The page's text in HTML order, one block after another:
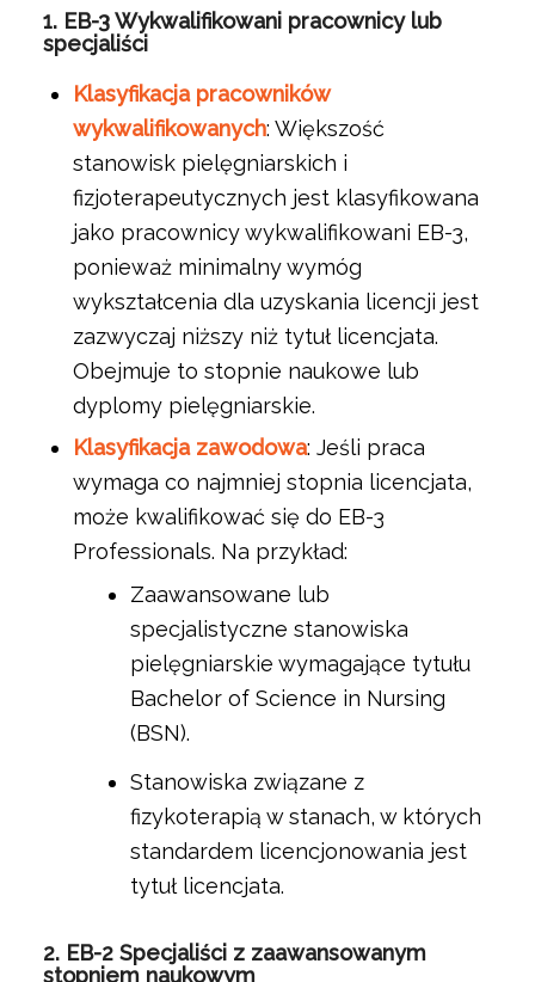
1. EB-3 Wykwalifikowani pracownicy lub
specjaliści
Klasyfikacja pracowników
wykwalifikowanych: Większość
stanowisk pielęgniarskich i
fizjoterapeutycznych jest klasyfikowana
jako pracownicy wykwalifikowani EB-3,
ponieważ minimalny wymóg
wykształcenia dla uzyskania licencji jest
zazwyczaj niższy niż tytuł licencjata.
Obejmuje to stopnie naukowe lub
dyplomy pielęgniarskie.
Klasyfikacja zawodowa: Jeśli praca
wymaga co najmniej stopnia licencjata,
może kwalifikować się do EB-3
Professionals. Na przykład:
Zaawansowane lub
specjalistyczne stanowiska
pielęgniarskie wymagające tytułu
Bachelor of Science in Nursing
(BSN).
Stanowiska związane z
fizykoterapią w stanach, w których
standardem licencjonowania jest
tytuł licencjata.
2. EB-2 Specjaliści z zaawansowanym
stopniem naukowym